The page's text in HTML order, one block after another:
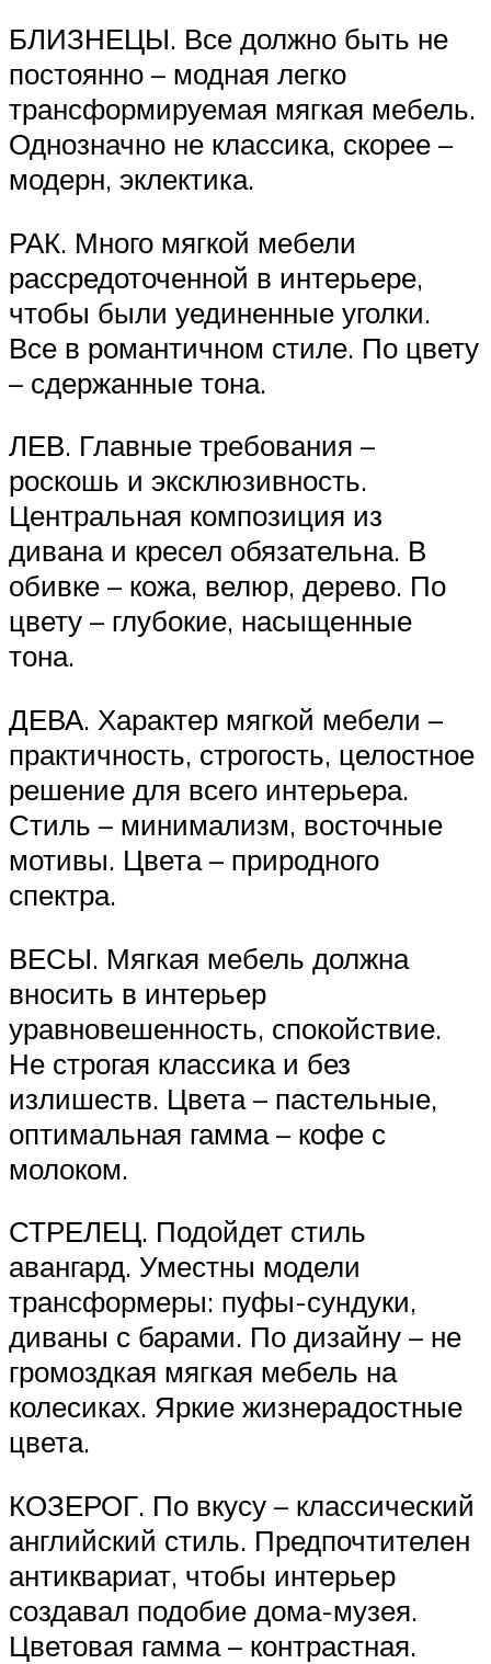
БЛИЗНЕЦЫ. Все должно быть не
постоянно – модная легко
трансформируемая мягкая мебель.
Однозначно не классика, скорее –
модерн, эклектика.
РАК. Много мягкой мебели
рассредоточенной в интерьере,
чтобы были уединенные уголки.
Все в романтичном стиле. По цвету
– сдержанные тона.
ЛЕВ. Главные требования –
роскошь и эксклюзивность.
Центральная композиция из
дивана и кресел обязательна. В
обивке – кожа, велюр, дерево. По
цвету – глубокие, насыщенные
тона.
ДЕВА. Характер мягкой мебели –
практичность, строгость, целостное
решение для всего интерьера.
Стиль – минимализм, восточные
мотивы. Цвета – природного
спектра.
ВЕСЫ. Мягкая мебель должна
вносить в интерьер
уравновешенность, спокойствие.
Не строгая классика и без
излишеств. Цвета – пастельные,
оптимальная гамма – кофе с
молоком.
СТРЕЛЕЦ. Подойдет стиль
авангард. Уместны модели
трансформеры: пуфы-сундуки,
диваны с барами. По дизайну – не
громоздкая мягкая мебель на
колесиках. Яркие жизнерадостные
цвета.
КОЗЕРОГ. По вкусу – классический
английский стиль. Предпочтителен
антиквариат, чтобы интерьер
создавал подобие дома-музея.
Цветовая гамма – контрастная.